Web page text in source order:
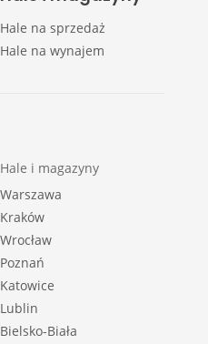
Hale na sprzedaż
Hale na wynajem
Hale i magazyny
Warszawa
Kraków
Wrocław
Poznań
Katowice
Lublin
Bielsko-Biała